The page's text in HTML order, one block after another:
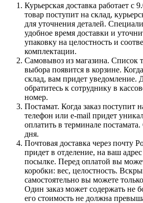
Курьерская доставка работает с
товар поступит на склад,
для уточнения деталей.
удобное время доставки и
упаковку на целостность и
комплектации.
Самовывоз из магазина. Список
выбора появится в корзине.
склад, вам придет уведомление.
обратитесь к сотруднику в
номер.
Постамат. Когда заказ поступит
телефон или e-mail придет
оплатить в терминале
дня.
Почтовая доставка через почту
придет в отделение, на ваш
посылке. Перед оплатой вы
коробки: вес, целостность.
самостоятельно вы можете
Один заказ может содержать не
его стоимость не должна